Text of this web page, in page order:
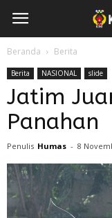
Beranda Berita
Berita NASIONAL slide
Jatim
Panahan
Penulis Humas - 8